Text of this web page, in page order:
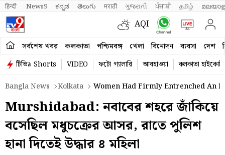
हिन्दी News9 ಕನ್ನಡ తెలుగు मराठी ગુજરાતી ਪੰਜਾਬੀ தமிழ்
AQI
সর্বশেষ খবর কলকাতা পশ্চিমবঙ্গ খেলা বিনোদন ব্যবসা দেশ
টিভি৯ Shorts VIDEO ফটো গ্যালারি আবহাওয়া
কলকাতা হাইকোর্ট
Bangla News
Kolkata Women Had Firmly Entrenched An
Murshidabad: নবাবের শহরে জাঁকিয়ে
বসেছিল মধুচক্রের আসর, রাতে পুলিশ
হানা দিতেই উদ্ধার ৪ মহিলা